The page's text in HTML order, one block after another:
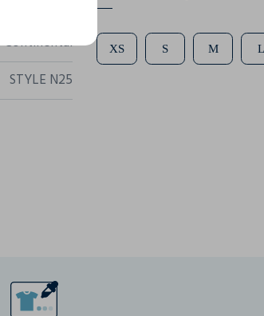
Continental
STYLE N25
XS S M L